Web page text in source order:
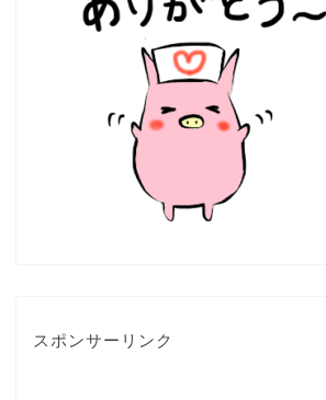
スポンサーリンク